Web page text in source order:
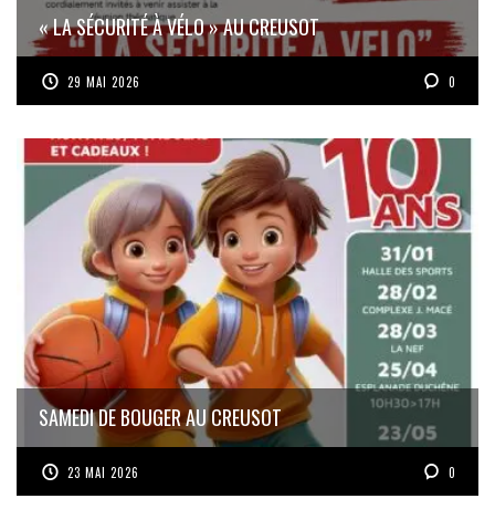
« LA SÉCURITÉ À VÉLO » AU CREUSOT
29 MAI 2026 0
SAMEDI DE BOUGER AU CREUSOT
23 MAI 2026 0